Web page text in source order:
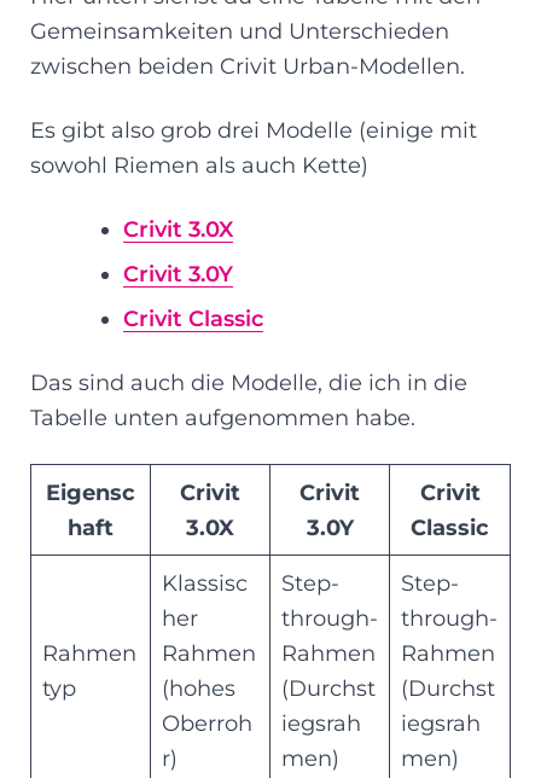
Gemeinsamkeiten und Unterschieden
zwischen beiden Crivit Urban-Modellen.
Es gibt also grob drei Modelle (einige mit
sowohl Riemen als auch Kette)
Crivit 3.0X
Crivit 3.0Y
Crivit Classic
Das sind auch die Modelle, die ich in die
Tabelle unten aufgenommen habe.
Eigensc
haft
Crivit
3.0X
Crivit
3.0Y
Crivit
Classic
Rahmen
typ
Klassisc
her
Rahmen
(hohes
Oberroh
r)
Step-
through-
Rahmen
(Durchst
iegsrah
men)
Step-
through-
Rahmen
(Durchst
iegsrah
men)